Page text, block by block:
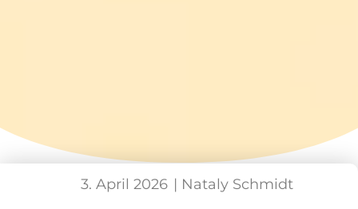
3. April 2026 | Nataly Schmidt